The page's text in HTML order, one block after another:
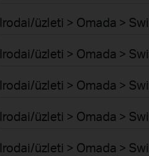
Irodai/üzleti > Omada >
Irodai/üzleti > Omada >
Irodai/üzleti > Omada >
Irodai/üzleti > Omada >
Irodai/üzleti > Omada >